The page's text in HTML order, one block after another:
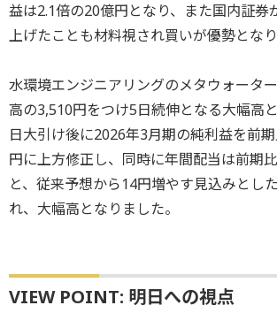
益は2.1倍の20億円となり、また国内証券
上げたことも材料視され買いが優勢となり
水環境エンジニアリングのメタウォータ
高の3,510円をつけ5日続伸となる大幅高
日大引け後に2026年3月期の純利益を前
円に上方修正し、同時に年間配当は前期
と、従来予想から14円増やす見込みとし
れ、大幅高となりました。
VIEW POINT: 明日への視点